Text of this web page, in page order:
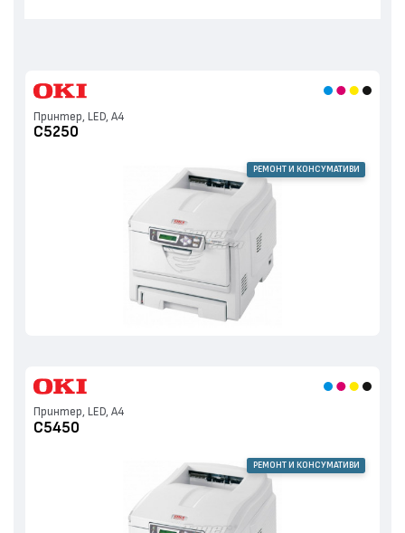
Принтер, LED, А4
C5250
РЕМОНТ И КОНСУМАТИВИ
Принтер, LED, А4
C5450
РЕМОНТ И КОНСУМАТИВИ